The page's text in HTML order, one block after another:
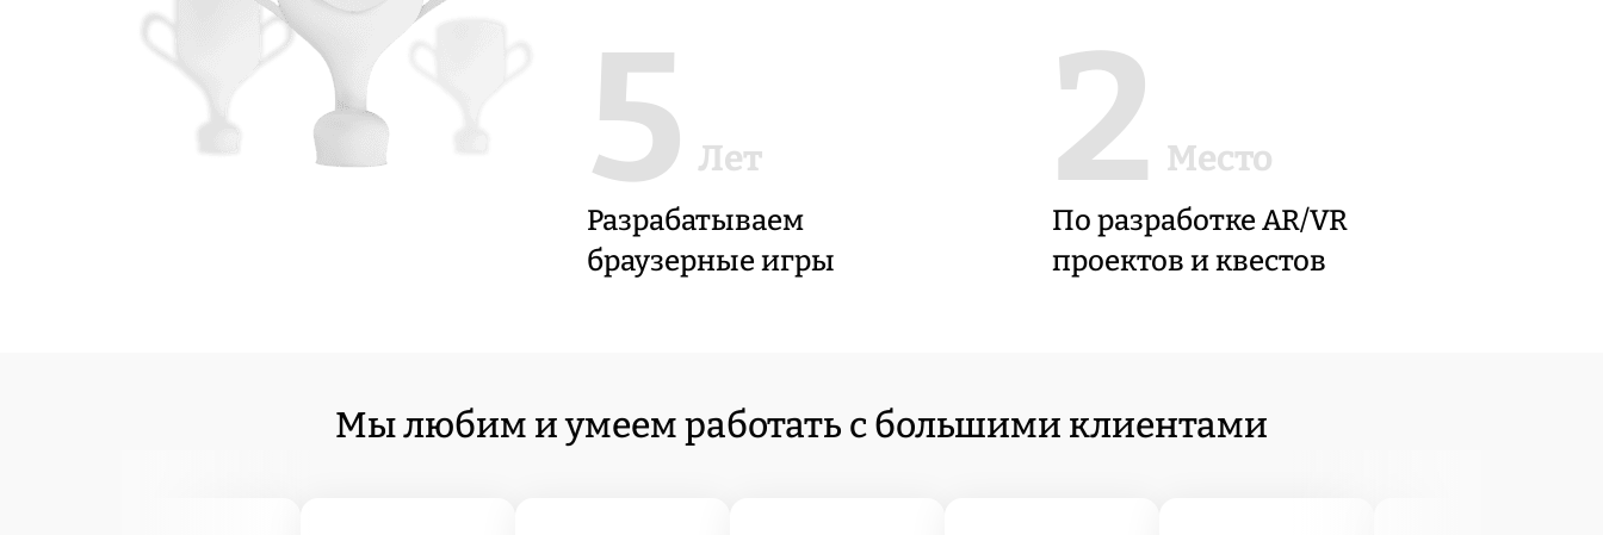
5 Лет
Разрабатываем
браузерные игры
2 Место
По разработке AR/VR
проектов и квестов
Мы любим и умеем работать с большими клиентами